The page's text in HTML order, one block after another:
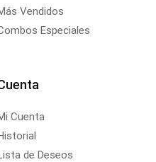
Vendidos
Especiales
Cuenta
de Deseos